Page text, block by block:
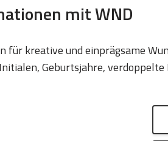
mit WND
für kreative und einprägsame
Geburtsjahre,